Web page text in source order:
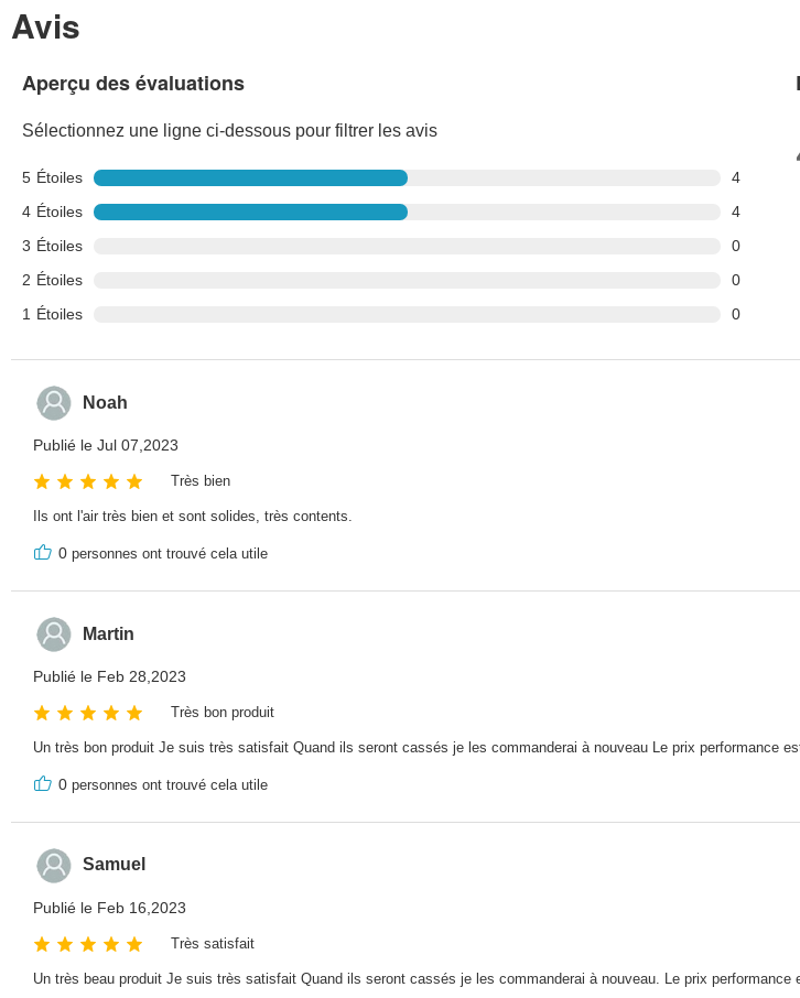
Avis
Aperçu des évaluations
Sélectionnez une ligne ci-dessous pour filtrer les avis
5 Étoiles
4
4 Étoiles
4
3 Étoiles
0
2 Étoiles
0
1 Étoiles 0
Noah
Publié le Jul 07,2023
Très bien
Ils ont l'air très bien et sont solides, très contents.
0 personnes ont trouvé cela utile
Martin
Publié le Feb 28,2023
Très bon produit
Un très bon produit Je suis très satisfait Quand ils seront cassés je les commanderai à nouveau Le prix performance
0 personnes ont trouvé cela utile
Samuel
Publié le Feb 16,2023
Très satisfait
Un très beau produit Je suis très satisfait Quand ils seront cassés je les commanderai à nouveau. Le prix performance